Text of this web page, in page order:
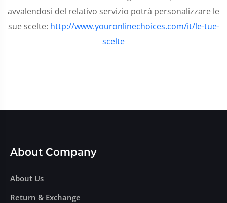
avvalendosi del relativo servizio potrà personalizzare le
sue scelte: http://www.youronlinechoices.com/it/le-tue-
scelte
About Company
About Us
Return & Exchange